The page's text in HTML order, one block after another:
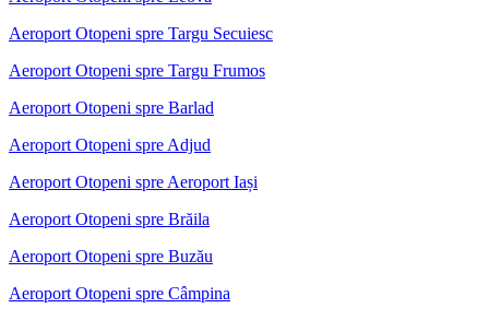
Aeroport Otopeni spre Targu Secuiesc
Aeroport Otopeni spre Targu Frumos
Aeroport Otopeni spre Barlad
Aeroport Otopeni spre Adjud
Aeroport Otopeni spre Aeroport Iași
Aeroport Otopeni spre Brăila
Aeroport Otopeni spre Buzău
Aeroport Otopeni spre Câmpina